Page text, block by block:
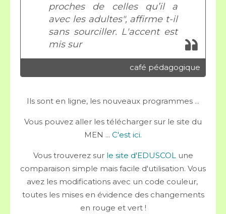
proches de celles qu’il a
avec les adultes", affirme t-il
sans sourciller. L'accent est
mis sur
café pédagogique
Ils sont en ligne, les nouveaux programmes ...
Vous pouvez aller les télécharger sur le site du
MEN ... C'est ici.
Vous trouverez surle site d'EDUSCOLune
comparaison simple mais facile d'utilisation. Vous
avez les modifications avec un code couleur,
toutes les mises en évidence des changements
en rouge et vert !